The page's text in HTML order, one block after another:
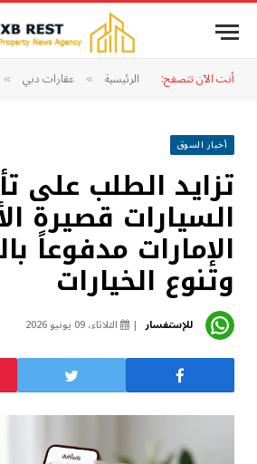
أنت الآن تتصفح: الرئيسية » عقارات دبي »
أخبار السوق
تزايد الطلب على
السيارات قصيرة
الإمارات مدفوعاً
وتنوع الخيارات
للإستفسار الثلاثاء، 09 يونيو 2026